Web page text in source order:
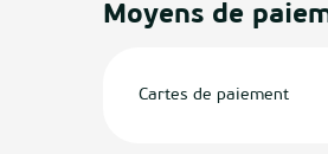
Moyens de
Cartes de paiement